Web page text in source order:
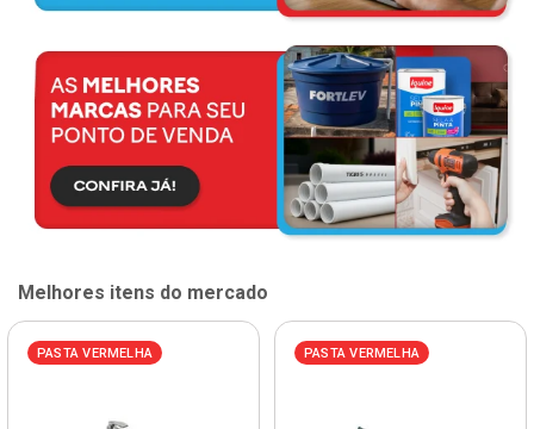
Melhores itens do mercado
PASTA VERMELHA PASTA VERMELHA